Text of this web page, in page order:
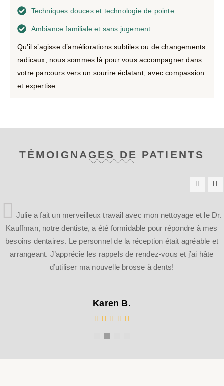
Techniques douces et technologie de pointe
Ambiance familiale et sans jugement
Qu’il s’agisse d’améliorations subtiles ou de changements
radicaux, nous sommes là pour vous accompagner dans
votre parcours vers un sourire éclatant, avec compassion
et expertise.
TÉMOIGNAGES DE PATIENTS
a fait un merveilleux travail avec mon nettoyage et le Dr.
notre dentiste, a été formidable pour répondre à mes
dentaires. Le personnel de la réception était agréable et
J’apprécie les rappels de rendez-vous et j’ai hâte
d’utiliser ma nouvelle brosse à dents!
Karen B.